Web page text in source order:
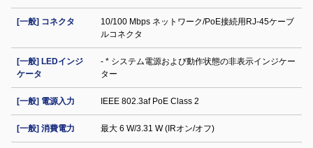
[一般] コネクタ
10/100 Mbps ネットワーク/PoE接続用RJ-45ケーブ
ルコネクタ
[一般] LEDインジ
ケータ
- * システム電源および動作状態の非表示インジケー
ター
[一般] 電源入力 IEEE 802.3af PoE Class 2
[一般] 消費電力 最大 6 W/3.31 W (IRオン/オフ)